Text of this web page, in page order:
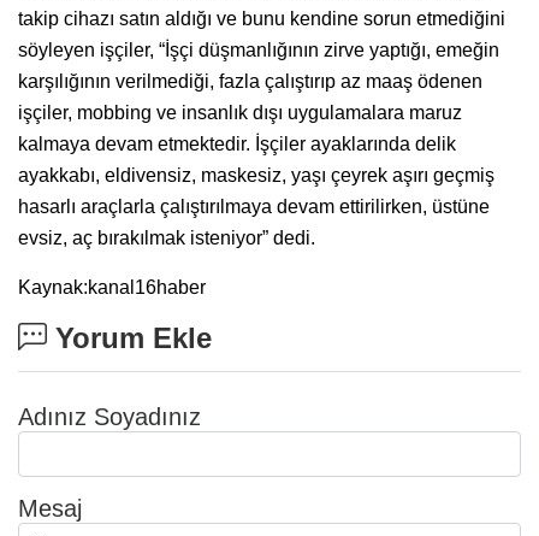
takip cihazı satın aldığı ve bunu kendine sorun etmediğini
söyleyen işçiler, “İşçi düşmanlığının zirve yaptığı, emeğin
karşılığının verilmediği, fazla çalıştırıp az maaş ödenen
işçiler, mobbing ve insanlık dışı uygulamalara maruz
kalmaya devam etmektedir. İşçiler ayaklarında delik
ayakkabı, eldivensiz, maskesiz, yaşı çeyrek aşırı geçmiş
hasarlı araçlarla çalıştırılmaya devam ettirilirken, üstüne
evsiz, aç bırakılmak isteniyor” dedi.
Kaynak:kanal16haber
Yorum Ekle
Adınız Soyadınız
Mesaj